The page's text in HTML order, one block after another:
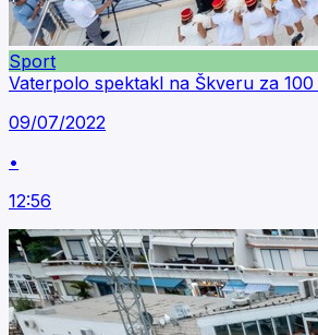
Sport
Vaterpolo spektakl na Škveru za
09/07/2022
•
12:56